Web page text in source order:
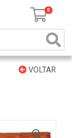
0
VOLTAR